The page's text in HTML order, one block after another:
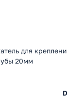
для
20мм